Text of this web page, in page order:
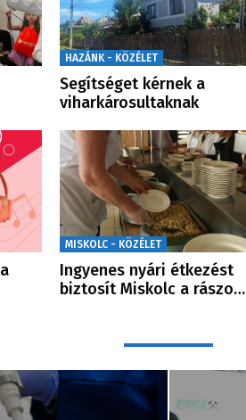
HAZÁNK - KÖZÉLET
Segítséget kérnek a
viharkárosultaknak
MISKOLC - KÖZÉLET
Ingyenes nyári étkezést
biztosít Miskolc a rászo…